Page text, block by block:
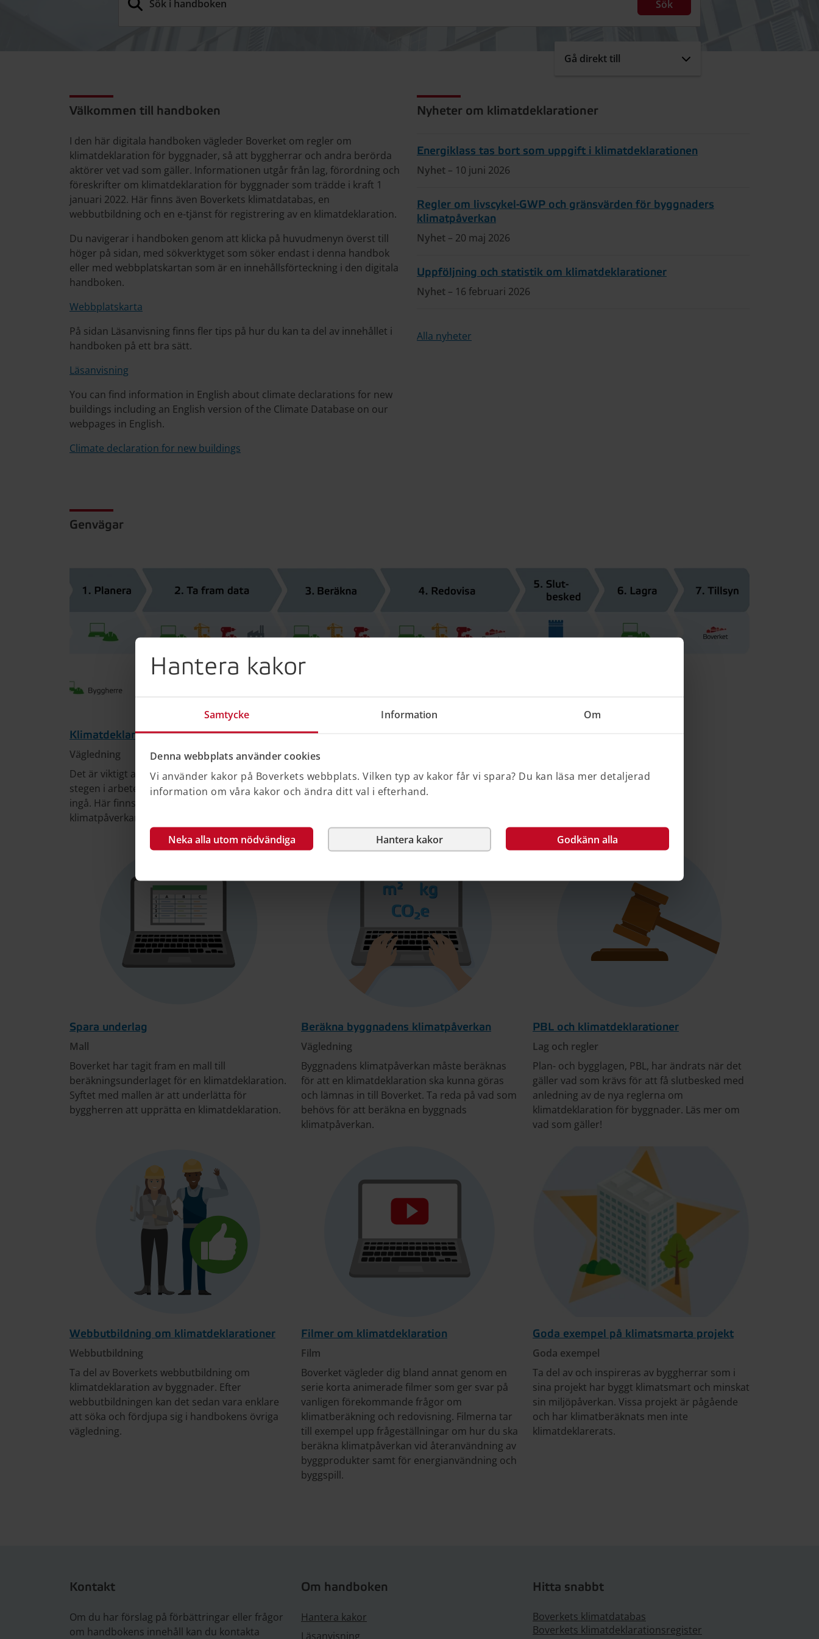
Hantera kakor
Samtycke Information Om
Denna webbplats använder cookies
Vi använder kakor på Boverkets webbplats. Vilken typ av kakor får vi spara? Du kan läsa mer detaljerad
information om våra kakor och ändra ditt val i efterhand.
Neka alla utom nödvändiga Hantera kakor Godkänn alla
Sök
Gå direkt till
Välkommen till handboken
I den här digitala handboken vägleder Boverket om regler om
klimatdeklaration för byggnader, så att byggherrar och andra berörda
aktörer vet vad som gäller. Informationen utgår från lag, förordning och
föreskrifter om klimatdeklaration för byggnader som trädde i kraft 1
januari 2022. Här finns även Boverkets klimatdatabas, en
webbutbildning och en e-tjänst för registrering av en klimatdeklaration.
Du navigerar i handboken genom att klicka på huvudmenyn överst till
höger på sidan, med sökverktyget som söker endast i denna handbok
eller med webbplatskartan som är en innehållsförteckning i den digitala
handboken.
Webbplatskarta
På sidan Läsanvisning finns fler tips på hur du kan ta del av innehållet i
handboken på ett bra sätt.
Läsanvisning
You can find information in English about climate declarations for new
buildings including an English version of the Climate Database on our
webpages in English.
Climate declaration for new buildings
Nyheter om klimatdeklarationer
Energiklass tas bort som uppgift i klimatdeklarationen
Nyhet – 10 juni 2026
Regler om livscykel-GWP och gränsvärden för byggnaders
klimatpåverkan
Nyhet – 20 maj 2026
Uppföljning och statistik om klimatdeklarationer
Nyhet – 16 februari 2026
Alla nyheter
Genvägar
Klimatdeklarera så här
Vägledning
Det är viktigt att planera för klimatdeklarationen och när den ska göras. Läs mer om de olika
stegen i arbete med en klimatdeklaration, om omfattning och vilka delar av byggnaden som ska
ingå. Här finns även information om var rätt underlag kan hittas och hur en beräkning av
klimatpåverkan går till. Beräkningsunderlaget måste sparas i fem år av byggherren.
Spara underlag
Mall
Boverket har tagit fram en mall till
beräkningsunderlaget för en klimatdeklaration.
Syftet med mallen är att underlätta för
byggherren att upprätta en klimatdeklaration.
Beräkna byggnadens klimatpåverkan
Vägledning
Byggnadens klimatpåverkan måste beräknas
för att en klimatdeklaration ska kunna göras
och lämnas in till Boverket. Ta reda på vad som
behövs för att beräkna en byggnads
klimatpåverkan.
PBL och klimatdeklarationer
Lag och regler
Plan- och bygglagen, PBL, har ändrats när det
gäller vad som krävs för att få slutbesked med
anledning av de nya reglerna om
klimatdeklaration för byggnader. Läs mer om
vad som gäller!
Webbutbildning om klimatdeklarationer
Webbutbildning
Ta del av Boverkets webbutbildning om
klimatdeklaration av byggnader. Efter
webbutbildningen kan det sedan vara enklare
att söka och fördjupa sig i handbokens övriga
vägledning.
Filmer om klimatdeklaration
Film
Boverket vägleder dig bland annat genom en
serie korta animerade filmer som ger svar på
vanligen förekommande frågor om
klimatberäkning och redovisning. Filmerna tar
till exempel upp frågeställningar om hur du ska
beräkna klimatpåverkan vid återanvändning av
byggprodukter samt för energianvändning och
byggspill.
Goda exempel på klimatsmarta projekt
Goda exempel
Ta del av och inspireras av byggherrar som i
sina projekt har byggt klimatsmart och minskat
sin miljöpåverkan. Vissa projekt är pågående
och har klimatberäknats men inte
klimatdeklarerats.
Kontakt
Om du har förslag på förbättringar eller frågor
om handbokens innehåll kan du kontakta
Om handboken
Hantera kakor
Läsanvisning
Hitta snabbt
Boverkets klimatdatabas
Boverkets klimatdeklarationsregister